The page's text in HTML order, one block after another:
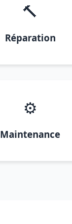
🔨
Réparation
⚙️
Maintenance